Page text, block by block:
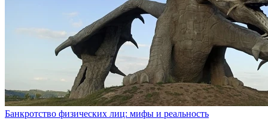
Банкротство физических лиц: мифы и реальность